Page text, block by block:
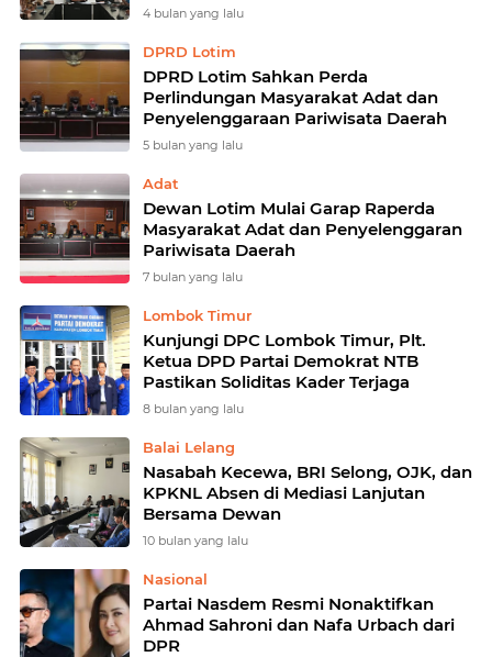
4 bulan yang lalu
DPRD Lotim
DPRD Lotim Sahkan Perda
Perlindungan Masyarakat Adat dan
Penyelenggaraan Pariwisata Daerah
5 bulan yang lalu
Adat
Dewan Lotim Mulai Garap Raperda
Masyarakat Adat dan Penyelenggaran
Pariwisata Daerah
7 bulan yang lalu
Lombok Timur
Kunjungi DPC Lombok Timur, Plt.
Ketua DPD Partai Demokrat NTB
Pastikan Soliditas Kader Terjaga
8 bulan yang lalu
Balai Lelang
Nasabah Kecewa, BRI Selong, OJK, dan
KPKNL Absen di Mediasi Lanjutan
Bersama Dewan
10 bulan yang lalu
Nasional
Partai Nasdem Resmi Nonaktifkan
Ahmad Sahroni dan Nafa Urbach dari
DPR